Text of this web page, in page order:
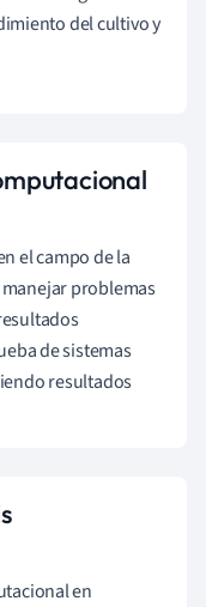
del cultivo y
el campo de la
problemas
de sistemas
resultados
en